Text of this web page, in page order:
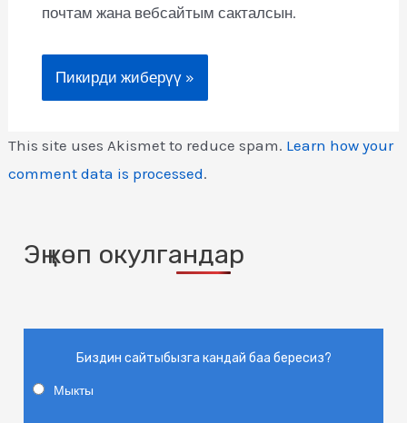
почтам жана вебсайтым сакталсын.
This site uses Akismet to reduce spam. Learn how your
comment data is processed.
Эң көп окулгандар
Биздин сайтыбызга кандай баа бересиз?
Мыкты